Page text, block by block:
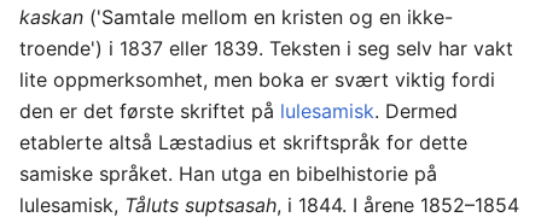
kaskan ('Samtale mellom en kristen og en ikke-
troende') i 1837 eller 1839. Teksten i seg selv har vakt
lite oppmerksomhet, men boka er svært viktig fordi
den er det første skriftet på lulesamisk. Dermed
etablerte altså Læstadius et skriftspråk for dette
samiske språket. Han utga en bibelhistorie på
lulesamisk, Tåluts suptsasah, i 1844. I årene 1852–1854